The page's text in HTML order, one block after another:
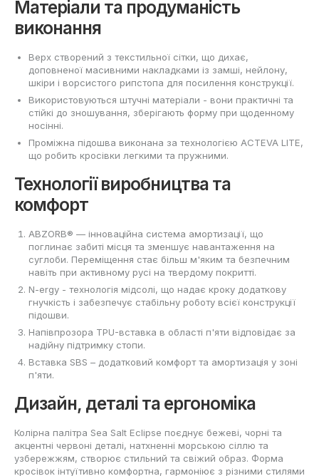
Матеріали та продуманість
виконання
Верх створений з текстильної сітки, що дихає,
доповненої масивними накладками із замші, нейлону,
шкіри і ворсистого рипстопа для посилення конструкції.
Використовуються штучні матеріали - вони практичні та
стійкі до зношування, зберігають форму при щоденному
носінні.
Проміжна підошва виконана за технологією ACTEVA LITE,
що робить кросівки легкими та пружними.
Технології виробництва та
комфорт
ABZORB® — інноваційна система амортизації, що
поглинає забиті місця та зменшує навантаження на
суглоби. Переміщення стає більш м'яким та безпечним
навіть при активному русі на твердому покритті.
N-ergy - технологія мідсолі, що надає кроку додаткову
гнучкість і забезпечує стабільну роботу всієї конструкції
підошви.
Напівпрозора TPU-вставка в області п'яти відповідає за
надійну підтримку стопи.
Вставка SBS – додатковий комфорт та амортизація у зоні
п'яти.
Дизайн, деталі та ергономіка
Колірна палітра Sea Salt Eclipse поєднує бежеві, чорні та
акцентні червоні деталі, натхненні морською сіллю та
узбережжям, створює стильний та свіжий образ. Форма
кросівок інтуїтивно комфортна, гармоніює з різними стилями